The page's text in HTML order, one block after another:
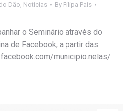
Dão Notícias By Filipa Pais
o Seminário através do
de Facebook, a partir das
municipio.nelas/